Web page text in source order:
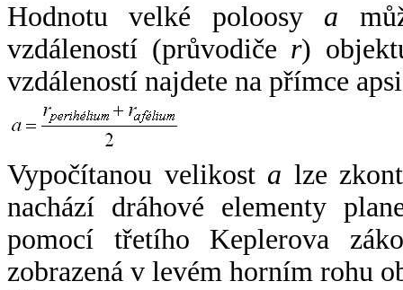
Hodnotu velké poloosy a
vzdáleností (průvodiče r)
vzdáleností najdete na přímce
Vypočítanou velikost a lze
nachází dráhové elementy
pomocí třetího Keplerova
zobrazená v levém horním rohu